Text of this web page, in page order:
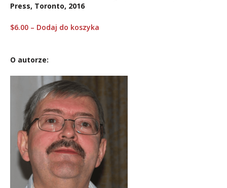
Press, Toronto, 2016
$6.00 – Dodaj do koszyka
O autorze: